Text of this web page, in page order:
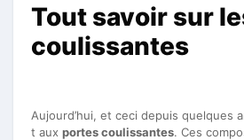
Tout savoir sur
coulissantes
Aujourd’hui, et ceci depuis quelques
t aux portes coulissantes. Ces